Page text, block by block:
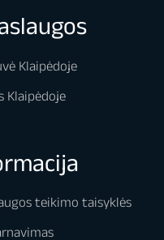
Klaipėdoje
Klaipėdoje
teikimo taisyklės